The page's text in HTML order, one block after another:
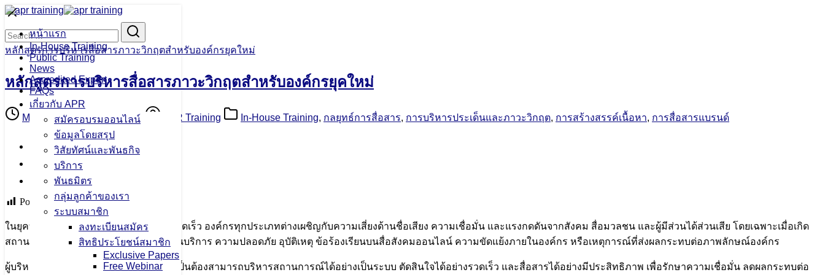
Skip
contentหน้าแรก
In-House Training
Public Training
News
Accredited Expert
FAQs
เกี่ยวกับ APR
สมัครอบรมออนไลน์
ข้อมูลโดยสรุป
วิสัยทัศน์และพันธกิจ
บริการ
พันธมิตร
กลุ่มลูกค้าของเรา
ระบบสมาชิก
ลงทะเบียนสมัคร
สิทธิประโยชน์สมาชิก
Exclusive Papers
Free Webinar
for:
หลักสูตรการบริหารสื่อสารภาวะวิกฤตสำหรับองค์กรยุคใหม่
หลักสูตรการบริหารสื่อสารภาวะวิกฤตสำหรับองค์กรยุคใหม่
May 27, 2026June 13, 2026 APR Training In-House Training, กลยุทธ์การสื่อสาร, การบริหารประเด็นและภาวะวิกฤต, การสร้างสรรค์เนื้อหา, การสื่อสารแบรนด์
Facebook
Twitter
Line
Post Views: 34
ในยุคที่ข้อมูลข่าวสารแพร่กระจายอย่างรวดเร็ว องค์กรทุกประเภทต่างเผชิญกับความเสี่ยงด้านชื่อเสียง ความเชื่อมั่น และแรงกดดันจากสังคม สื่อมวลชน และผู้มีส่วนได้ส่วนเสีย โดยเฉพาะเมื่อเกิด
สถานการณ์วิกฤต ไม่ว่าจะเป็นประเด็นด้านบริการ ความปลอดภัย อุบัติเหตุ ข้อร้องเรียนบนสื่อสังคมออนไลน์ ความขัดแย้งภายในองค์กร หรือเหตุการณ์ที่ส่งผลกระทบต่อภาพลักษณ์องค์กร
ผู้บริหารและทีมงานด้านการสื่อสารจึงจำเป็นต้องสามารถบริหารสถานการณ์ได้อย่างเป็นระบบ ตัดสินใจได้อย่างรวดเร็ว และสื่อสารได้อย่างมีประสิทธิภาพ เพื่อรักษาความเชื่อมั่น ลดผลกระทบต่อ